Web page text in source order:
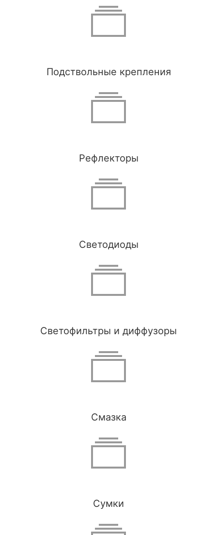
Подствольные крепления
Рефлекторы
Светодиоды
Светофильтры и диффузоры
Смазка
Сумки